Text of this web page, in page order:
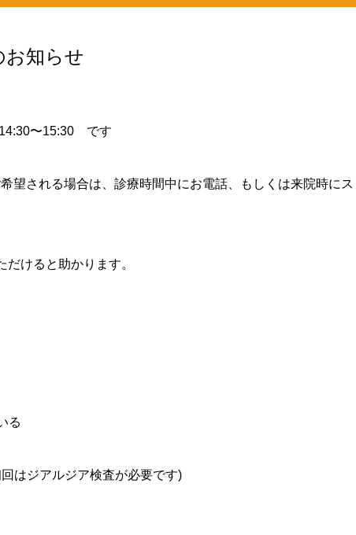
お知らせ
〜15:30 です
望される場合は、診療時間中にお電話、もしくは来院時にス
けると助かります。
る
はジアルジア検査が必要です)